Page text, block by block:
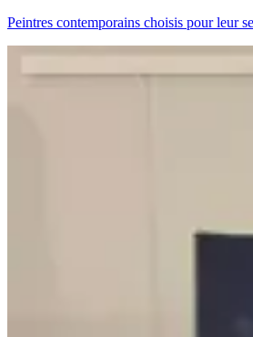
Peintres contemporains choisis pour leur